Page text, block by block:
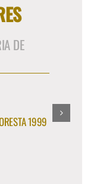
DE
1999